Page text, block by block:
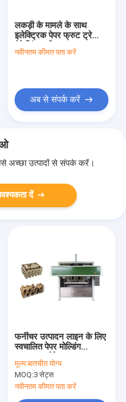
लकड़ी के मामले के साथ
इलेक्ट्रिक पेपर फ्रुट ट्रे
नवीनतम कीमत पता करें
अब से संपर्क करें
उत्पादों से संपर्क करें।
दें
फर्नीचर उत्पादन लाइन के लिए
स्वचालित पेपर मोल्डिंग
सुरक्षात्मक पैकेज
मूल्य:बातचीत योग्य
MOQ:3 सेट्स
नवीनतम कीमत पता करें